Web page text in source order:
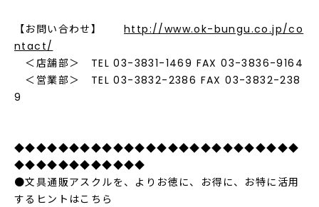
【お問い合わせ】 http://www.ok-bungu.co.jp/co
ntact/
＜店舗部＞ TEL 03-3831-1469 FAX 03-3836-9164
＜営業部＞ TEL 03-3832-2386 FAX 03-3832-238
9
◆◆◆◆◆◆◆◆◆◆◆◆◆◆◆◆◆◆◆◆◆◆◆◆◆◆
◆◆◆◆◆◆◆◆◆◆◆◆
●文具通販アスクルを、よりお徳に、お得に、お特に活用
するヒントはこちら